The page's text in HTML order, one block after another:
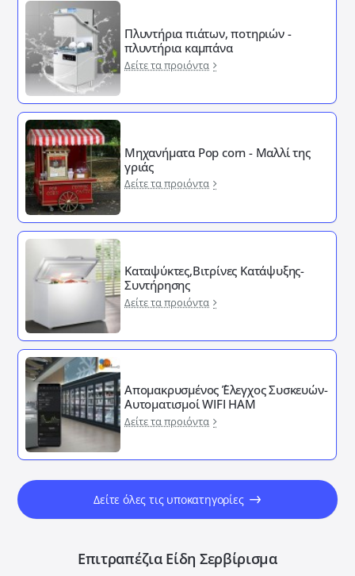
Πλυντήρια πιάτων, ποτηριών -
πλυντήρια καμπάνα
Δείτε τα προιόντα
Μηχανήματα Pop corn - Μαλλί της
γριάς
Δείτε τα προιόντα
Καταψύκτες,Βιτρίνες Κατάψυξης-
Συντήρησης
Δείτε τα προιόντα
Απομακρυσμένος ΄Έλεγχος Συσκευών-
Αυτοματισμοί WIFI HAM
Δείτε τα προιόντα
Δείτε όλες τις υποκατηγορίες
Επιτραπέζια Είδη Σερβίρισμα